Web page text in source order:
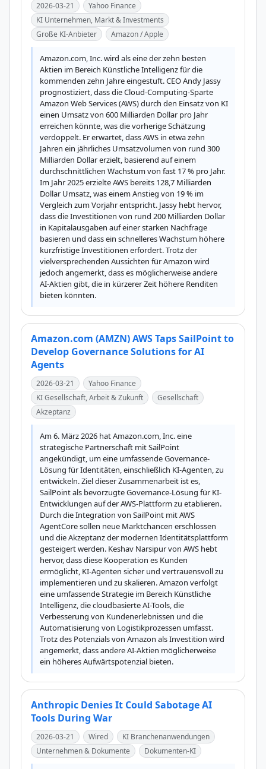
2026-03-21
Yahoo Finance
KI Unternehmen, Markt & Investments
Große KI-Anbieter
Amazon / Apple
Amazon.com, Inc. wird als eine der zehn besten
Aktien im Bereich Künstliche Intelligenz für die
kommenden zehn Jahre eingestuft. CEO Andy Jassy
prognostiziert, dass die Cloud-Computing-Sparte
Amazon Web Services (AWS) durch den Einsatz von KI
einen Umsatz von 600 Milliarden Dollar pro Jahr
erreichen könnte, was die vorherige Schätzung
verdoppelt. Er erwartet, dass AWS in etwa zehn
Jahren ein jährliches Umsatzvolumen von rund 300
Milliarden Dollar erzielt, basierend auf einem
durchschnittlichen Wachstum von fast 17 % pro Jahr.
Im Jahr 2025 erzielte AWS bereits 128,7 Milliarden
Dollar Umsatz, was einem Anstieg von 19 % im
Vergleich zum Vorjahr entspricht. Jassy hebt hervor,
dass die Investitionen von rund 200 Milliarden Dollar
in Kapitalausgaben auf einer starken Nachfrage
basieren und dass ein schnelleres Wachstum höhere
kurzfristige Investitionen erfordert. Trotz der
vielversprechenden Aussichten für Amazon wird
jedoch angemerkt, dass es möglicherweise andere
AI-Aktien gibt, die in kürzerer Zeit höhere Renditen
bieten könnten.
Amazon.com (AMZN) AWS Taps SailPoint to
Develop Governance Solutions for AI
Agents
2026-03-21
Yahoo Finance
KI Gesellschaft, Arbeit & Zukunft
Gesellschaft
Akzeptanz
Am 6. März 2026 hat Amazon.com, Inc. eine
strategische Partnerschaft mit SailPoint
angekündigt, um eine umfassende Governance-
Lösung für Identitäten, einschließlich KI-Agenten, zu
entwickeln. Ziel dieser Zusammenarbeit ist es,
SailPoint als bevorzugte Governance-Lösung für KI-
Entwicklungen auf der AWS-Plattform zu etablieren.
Durch die Integration von SailPoint mit AWS
AgentCore sollen neue Marktchancen erschlossen
und die Akzeptanz der modernen Identitätsplattform
gesteigert werden. Keshav Narsipur von AWS hebt
hervor, dass diese Kooperation es Kunden
ermöglicht, KI-Agenten sicher und vertrauensvoll zu
implementieren und zu skalieren. Amazon verfolgt
eine umfassende Strategie im Bereich Künstliche
Intelligenz, die cloudbasierte AI-Tools, die
Verbesserung von Kundenerlebnissen und die
Automatisierung von Logistikprozessen umfasst.
Trotz des Potenzials von Amazon als Investition wird
angemerkt, dass andere AI-Aktien möglicherweise
ein höheres Aufwärtspotenzial bieten.
Anthropic Denies It Could Sabotage AI
Tools During War
2026-03-21 Wired
KI Branchenanwendungen
Unternehmen & Dokumente
Dokumenten-KI